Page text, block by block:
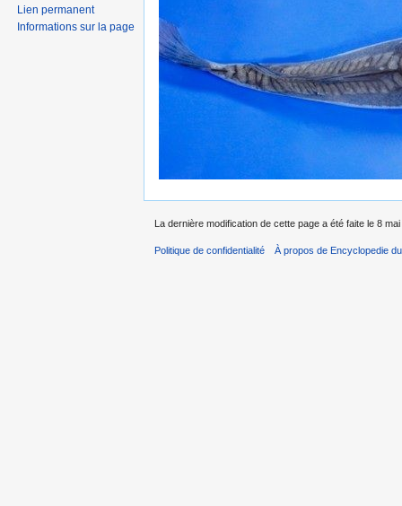
Lien permanent
Informations sur la page
La dernière modification de cette page a été faite le 8
Politique de confidentialité À propos de Encyclopedie